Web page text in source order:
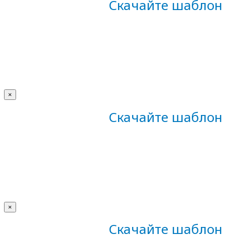
Скачайте
×
Скачайте
×
Скачайте